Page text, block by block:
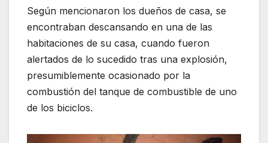
Según mencionaron los dueños de casa, se
encontraban descansando en una de las
habitaciones de su casa, cuando fueron
alertados de lo sucedido tras una explosión,
presumiblemente ocasionado por la
combustión del tanque de combustible de uno
de los biciclos.